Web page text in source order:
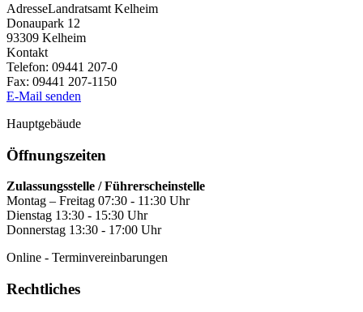
AdresseLandratsamt Kelheim
Donaupark 12
93309 Kelheim
Kontakt
Telefon: 09441 207-0
Fax: 09441 207-1150
E-Mail senden
Hauptgebäude
Öffnungszeiten
Zulassungsstelle / Führerscheinstelle
Montag – Freitag 07:30 - 11:30 Uhr
Dienstag 13:30 - 15:30 Uhr
Donnerstag 13:30 - 17:00 Uhr
Online - Terminvereinbarungen
Rechtliches